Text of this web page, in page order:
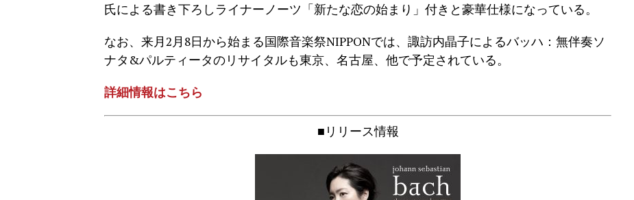
氏による書き下ろしライナーノーツ「新たな恋の始まり」付きと豪華仕様になっている。
なお、来月2月8日から始まる国際音楽祭NIPPONでは、諏訪内晶子によるバッハ：無伴奏ソ
ナタ&パルティータのリサイタルも東京、名古屋、他で予定されている。
詳細情報はこちら
■リリース情報